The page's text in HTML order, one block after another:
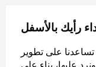
رأيك بالأسفل
على تطوير